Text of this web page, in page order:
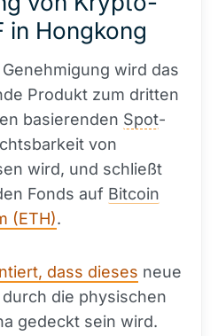
in Hongkong
wird das
Produkt zum dritten
basierenden Spot-
von
wird, und schließt
Fonds auf Bitcoin
(ETH).
dass dieses neue
die physischen
gedeckt sein wird.